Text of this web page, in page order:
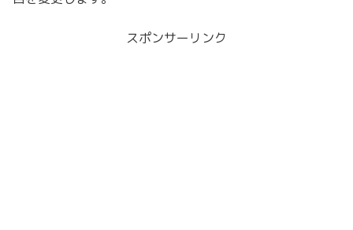
スポンサーリンク